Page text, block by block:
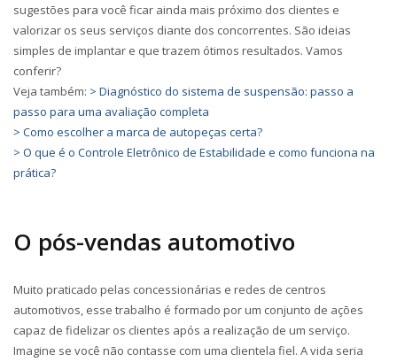
sugestões para você ficar ainda mais próximo dos clientes e
valorizar os seus serviços diante dos concorrentes. São ideias
simples de implantar e que trazem ótimos resultados. Vamos
conferir?
Veja também: > Diagnóstico do sistema de suspensão: passo a
passo para uma avaliação completa
> Como escolher a marca de autopeças certa?
> O que é o Controle Eletrônico de Estabilidade e como funciona na
prática?
O pós-vendas automotivo
Muito praticado pelas concessionárias e redes de centros
automotivos, esse trabalho é formado por um conjunto de ações
capaz de fidelizar os clientes após a realização de um serviço.
Imagine se você não contasse com uma clientela fiel. A vida seria